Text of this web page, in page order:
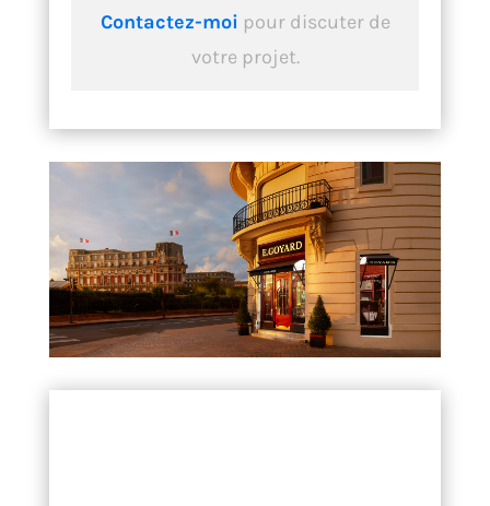
Contactez-moi pour discuter de
votre projet.